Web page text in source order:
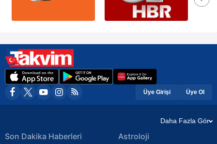
Üye Girişi Üye Ol
Daha Fazla Gör
Son Dakika Haberleri Astroloji